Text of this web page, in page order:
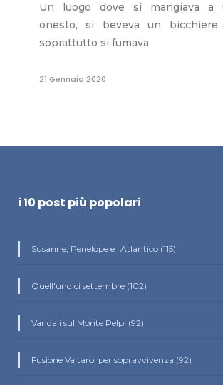
Un luogo dove si mangiava a
onesto, si beveva un
soprattutto si fumava
21 Gennaio 2020
i 10 post più popolari
Susanne, Penelope e l'Atlantico (115)
Quell'undici settembre (102)
Vandali sul Monte Pelpi (92)
Fusione Valtaro: per sopravvivenza (92)